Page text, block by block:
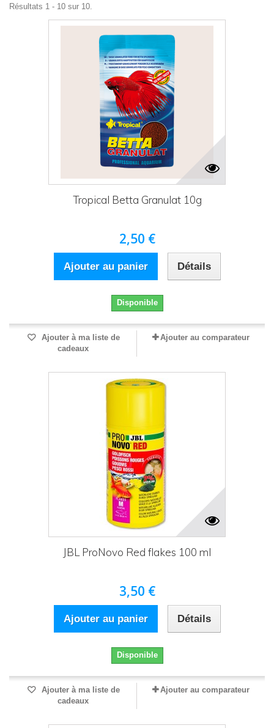
Résultats 1 - 10 sur 10.
Tropical Betta Granulat 10g
2,50 €
Ajouter au panier Détails
Disponible
Ajouter à ma liste de
cadeaux
Ajouter au comparateur
JBL ProNovo Red flakes 100 ml
3,50 €
Ajouter au panier Détails
Disponible
Ajouter à ma liste de
cadeaux
Ajouter au comparateur